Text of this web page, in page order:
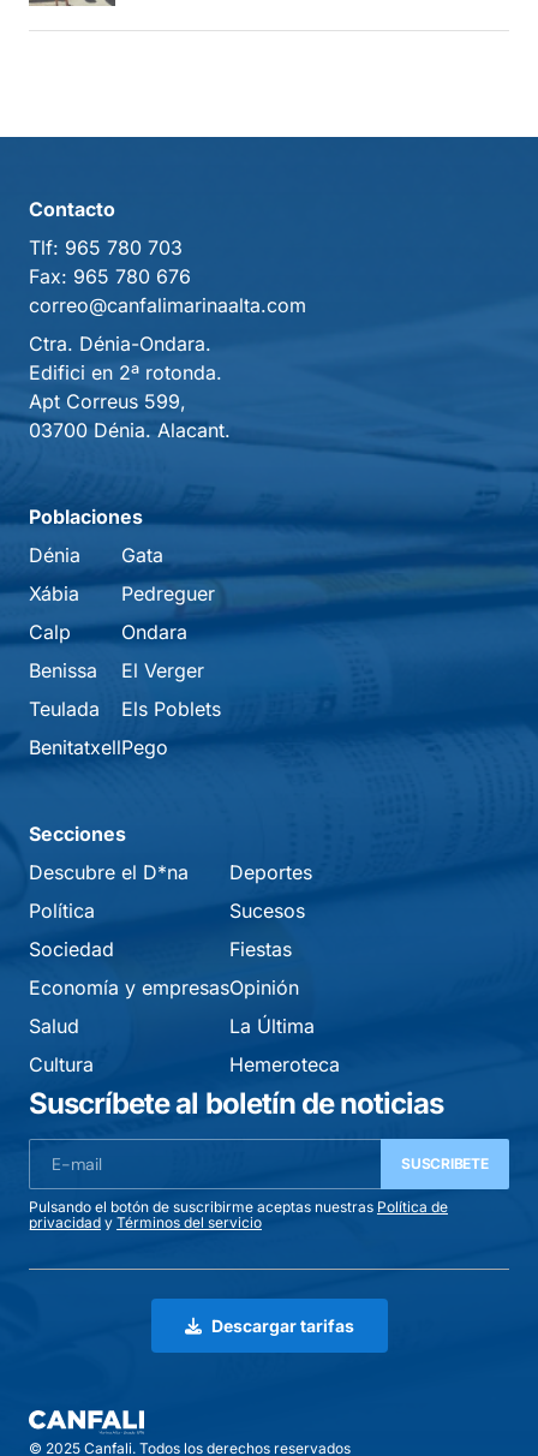
Contacto
Tlf: 965 780 703
Fax: 965 780 676
correo@canfalimarinaalta.com
Ctra. Dénia-Ondara.
Edifici en 2ª rotonda.
Apt Correus 599,
03700 Dénia. Alacant.
Poblaciones
Dénia
Xábia
Calp
Benissa
Teulada
Benitatxell
Gata
Pedreguer
Ondara
El Verger
Els Poblets
Pego
Secciones
Descubre el D*na
Política
Sociedad
Economía y empresas
Salud
Cultura
Deportes
Sucesos
Fiestas
Opinión
La Última
Hemeroteca
Suscríbete al boletín de noticias
SUSCRIBETE
Pulsando el botón de suscribirme aceptas nuestras Política de
privacidad y Términos del servicio
Descargar tarifas
© 2025 Canfali. Todos los derechos reservados